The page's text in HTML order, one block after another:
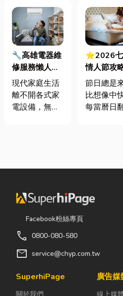
🔧高雄電器維
修服務懶人包
｜冷氣、冰
箱、洗衣機專
業維修
現代家庭生活
離不開各式家
電設備，無論
還是每天幫助
衣機，一旦發
生故障，都可
能嚴重影響日
因此，選擇專
業的高雄電器
僅能快速排除
⭐2026
情人節攻
七夕送什
踩雷？限定
點哪裡買？
節日總是
比想像中
每當曆日
候？」、
麼？」。相
色彩與儀式
著生活節
Facebook粉絲專頁
call 0800-080-580
mail service@chyp.com.tw
SuperhiPage
關於我們
廣告媒
線上媒